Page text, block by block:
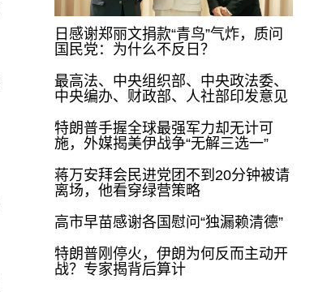
日感谢郑丽文捐款“青鸟”气炸，质问
国民党：为什么不反日？
最高法、中央组织部、中央政法委、
中央编办、财政部、人社部印发意见
特朗普手握全球最强军力却无计可
施，外媒揭美伊战争“无解三选一”
蒋万安拜会民进党团不到20分钟被请
离场，他看穿绿营策略
高市早苗感谢各国慰问“独漏赖清德”
特朗普刚停火，伊朗为何反而主动开
战？专家揭背后算计